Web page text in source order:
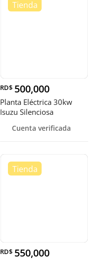
RD$ 500,000
Planta Eléctrica 30kw
Isuzu Silenciosa
Cuenta verificada
RD$ 550,000